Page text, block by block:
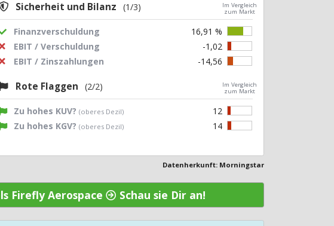
Sicherheit und Bilanz (1/3)
Im Vergleich
zum Markt
Finanzverschuldung
16,91 %
EBIT / Verschuldung
-1,02
EBIT / Zinszahlungen
-14,56
Rote Flaggen (2/2)
Im Vergleich
zum Markt
Zu hohes KUV?(oberes Dezil)
12
Zu hohes KGV?(oberes Dezil) 14
Datenherkunft: Morningstar
Firefly Aerospace Schau sie Dir an!